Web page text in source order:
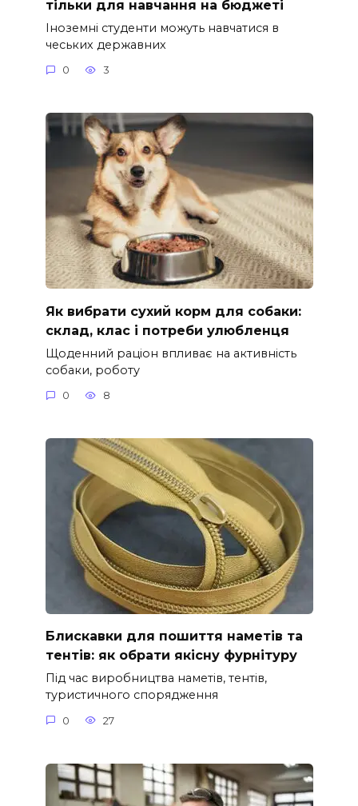
тільки для навчання на бюджеті
Іноземні студенти можуть навчатися в
чеських державних
0 3
Як вибрати сухий корм для собаки:
склад, клас і потреби улюбленця
Щоденний раціон впливає на активність
собаки, роботу
0 8
Блискавки для пошиття наметів та
тентів: як обрати якісну фурнітуру
Під час виробництва наметів, тентів,
туристичного спорядження
0 27